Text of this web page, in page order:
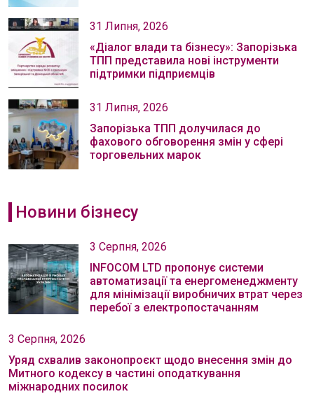
31 Липня, 2026
«Діалог влади та бізнесу»: Запорізька
ТПП представила нові інструменти
підтримки підприємців
31 Липня, 2026
Запорізька ТПП долучилася до
фахового обговорення змін у сфері
торговельних марок
Новини бізнесу
3 Серпня, 2026
INFOCOM LTD пропонує системи
автоматизації та енергоменеджменту
для мінімізації виробничих втрат через
перебої з електропостачанням
3 Серпня, 2026
Уряд схвалив законопроєкт щодо внесення змін до
Митного кодексу в частині оподаткування
міжнародних посилок